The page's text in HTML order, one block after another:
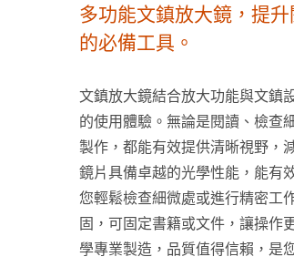
多功能文鎮放大鏡，提
的必備工具。
文鎮放大鏡結合放大功能與文鎮
的使用體驗。無論是閱讀、檢查
製作，都能有效提供清晰視野，
鏡片具備卓越的光學性能，能有
您輕鬆檢查細微處或進行精密工
固，可固定書籍或文件，讓操作
學專業製造，品質值得信賴，是